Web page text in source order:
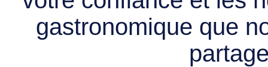
gastronomique que